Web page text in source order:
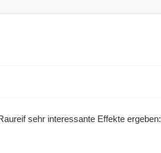
sehr interessante Effekte ergeben: